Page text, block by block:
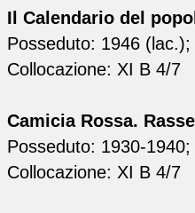
Il Calendario del
Posseduto: 1946
Collocazione: XI B 4/7
Camicia Rossa.
Posseduto: 1930-
Collocazione: XI B 4/7